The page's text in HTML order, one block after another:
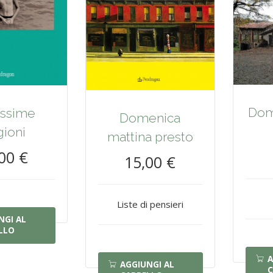
€
AL
Domenica
mattina presto
15,00 €
Liste di pensieri
AGGIUNGI AL